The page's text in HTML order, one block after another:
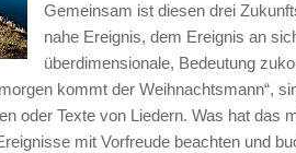
Gemeinsam ist diesen drei
nahe Ereignis, dem Ereignis an
überdimensionale, Bedeutung
kommt der Weihnachtsmann“,
oder Texte von Liedern. Was hat das
mit Vorfreude beachten und